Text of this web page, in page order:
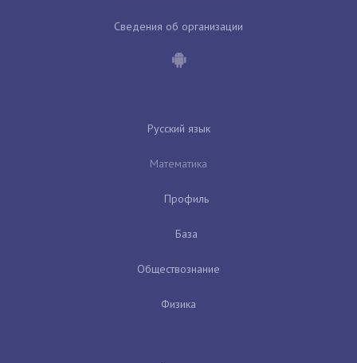
Сведения об организации
Русский язык
Математика
Профиль
База
Обществознание
Физика